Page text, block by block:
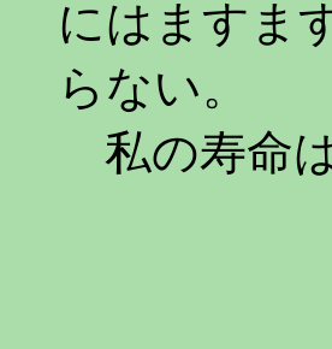
にはますま
らない。
私の寿命